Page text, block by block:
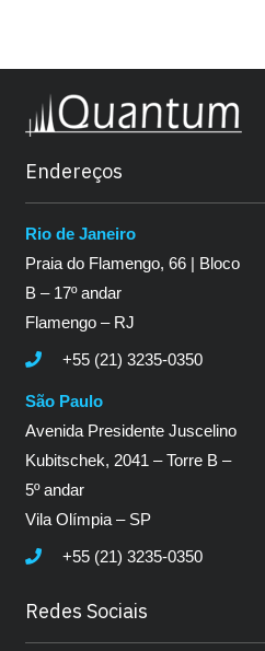
Endereços
Rio de Janeiro
Praia do Flamengo, 66 | Bloco
B – 17º andar
Flamengo – RJ
+55 (21) 3235-0350
São Paulo
Avenida Presidente Juscelino
Kubitschek, 2041 – Torre B –
5º andar
Vila Olímpia – SP
+55 (21) 3235-0350
Redes Sociais